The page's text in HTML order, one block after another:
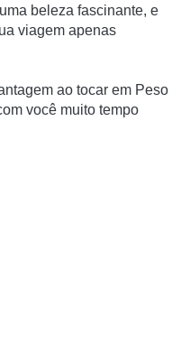
beleza fascinante, e
viagem apenas
ao tocar em Peso
você muito tempo